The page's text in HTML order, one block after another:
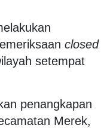
closed
setempat
penangkapan
Merek,